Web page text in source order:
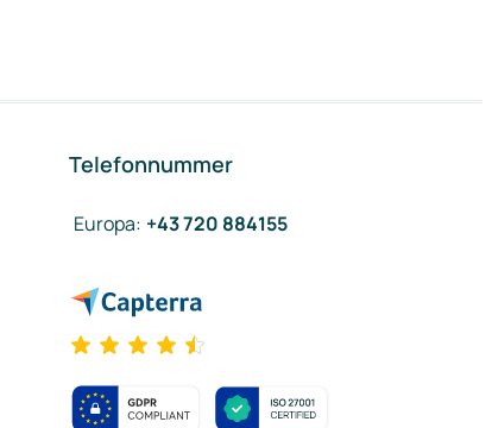
Telefonnummer
Europa: +43 720 884155